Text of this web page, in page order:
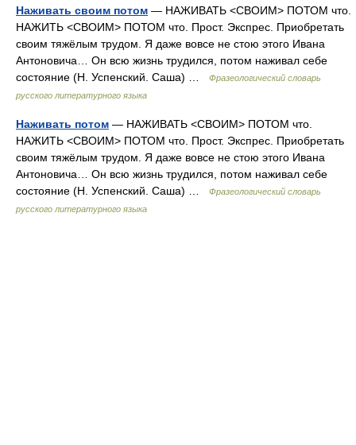
Наживать своим потом — НАЖИВАТЬ <СВОИМ> ПОТОМ что.
НАЖИТЬ <СВОИМ> ПОТОМ что. Прост. Экспрес. Приобретать
своим тяжёлым трудом. Я даже вовсе не стою этого Ивана
Антоновича… Он всю жизнь трудился, потом наживал себе
состояние (Н. Успенский. Саша) …
Фразеологический словарь
русского литературного языка
Наживать потом — НАЖИВАТЬ <СВОИМ> ПОТОМ что.
НАЖИТЬ <СВОИМ> ПОТОМ что. Прост. Экспрес. Приобретать
своим тяжёлым трудом. Я даже вовсе не стою этого Ивана
Антоновича… Он всю жизнь трудился, потом наживал себе
состояние (Н. Успенский. Саша) …
Фразеологический словарь
русского литературного языка